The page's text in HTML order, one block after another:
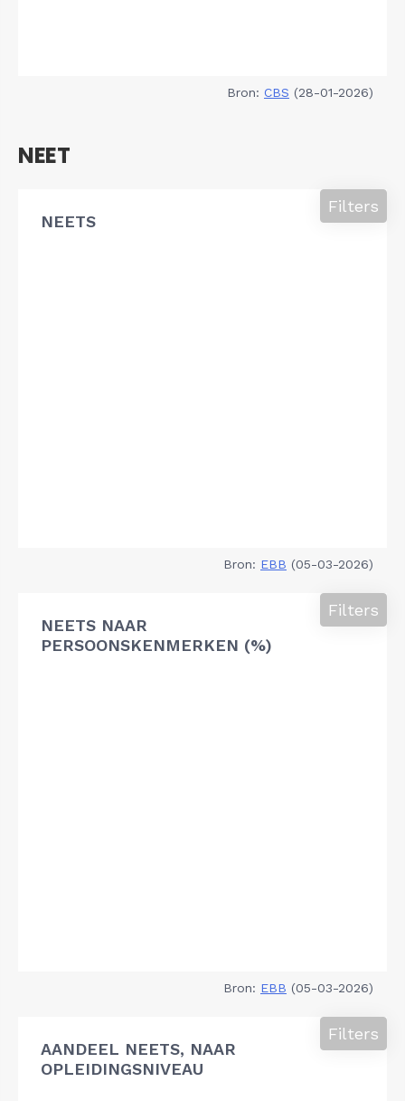
Bron: CBS (28-01-2026)
NEET
NEETS
Filters
Bron: EBB (05-03-2026)
NEETS NAAR
PERSOONSKENMERKEN (%)
Filters
Bron: EBB (05-03-2026)
AANDEEL NEETS, NAAR
OPLEIDINGSNIVEAU
Filters